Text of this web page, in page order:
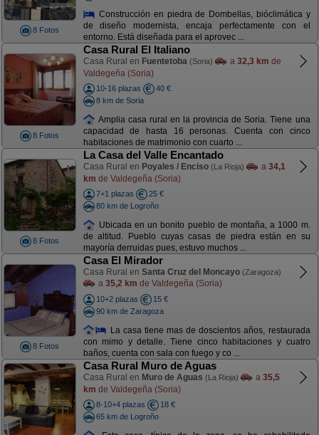
8 Fotos
Construcción en piedra de Dombellas, bióclimática y
de diseño modernista, encaja perfectamente con el
entorno. Está diseñada para el aprovec ...
8 Fotos
Casa Rural El Italiano
Casa Rural en Fuentetoba (Soria) a 32,3 km de
Valdegeña (Soria)
10-16 plazas
40 €
8 km de Soria
Amplia casa rural en la provincia de Soria. Tiene una
capacidad de hasta 16 personas. Cuenta con cinco
habitaciones de matrimonio con cuarto ...
8 Fotos
La Casa del Valle Encantado
Casa Rural en Poyales / Enciso (La Rioja) a 34,1
km de Valdegeña (Soria)
7+1 plazas
25 €
80 km de Logroño
Ubicada en un bonito pueblo de montaña, a 1000 m.
de altitud. Pueblo cuyas casas de piedra están en su
mayoría derruidas pues, estuvo muchos ...
8 Fotos
Casa El Mirador
Casa Rural en Santa Cruz del Moncayo (Zaragoza)
a 35,2 km de Valdegeña (Soria)
10+2 plazas
15 €
90 km de Zaragoza
La casa tiene mas de doscientos años, restaurada
con mimo y detalle. Tiene cinco habitaciones y cuatro
baños, cuenta con sala con fuego y co ...
Casa Rural Muro de Aguas
Casa Rural en Muro de Aguas (La Rioja) a 35,5
km de Valdegeña (Soria)
8-10+4 plazas
18 €
65 km de Logroño